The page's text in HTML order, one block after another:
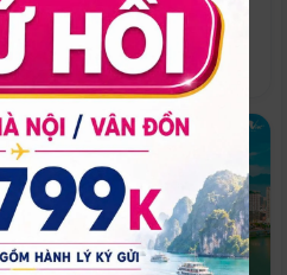
Quoc
Phú Quốc
★ 5.0